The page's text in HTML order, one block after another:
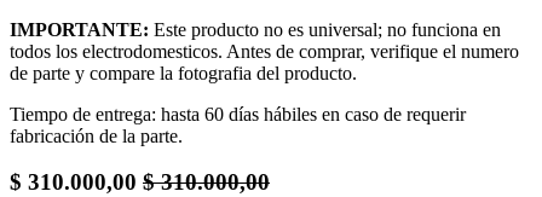
IMPORTANTE: Este producto no es universal; no funciona en
todos los electrodomesticos. Antes de comprar, verifique el numero
de parte y compare la fotografia del producto.
Tiempo de entrega: hasta 60 días hábiles en caso de requerir
fabricación de la parte.
$ 310.000,00 $310.000,00